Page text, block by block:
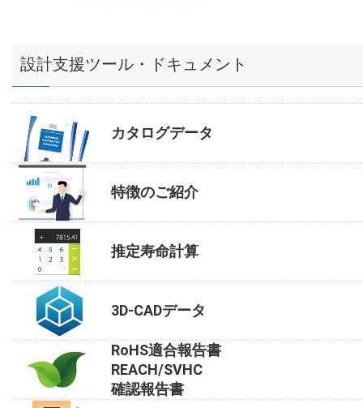
設計支援ツール・ドキュメント
カタログデータ
特徴のご紹介
推定寿命計算
3D-CADデータ
RoHS適合報告書
REACH/SVHC
確認報告書